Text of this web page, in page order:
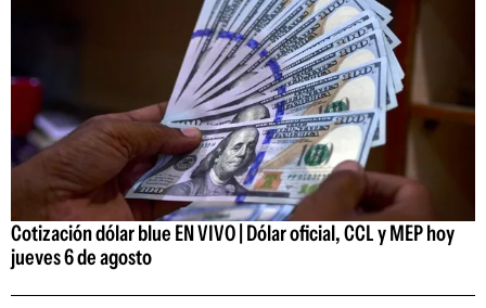
Cotización dólar blue EN VIVO | Dólar oficial, CCL y MEP hoy
jueves 6 de agosto